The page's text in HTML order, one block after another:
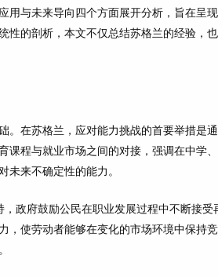
与未来导向四个方面展开分析，旨在呈
性的剖析，本文不仅总结苏格兰的经验，
在苏格兰，应对能力挑战的首要举措是
程与就业市场之间的对接，强调在中学
来不确定性的能力。
政府鼓励公民在职业发展过程中不断接受
使劳动者能够在变化的市场环境中保持